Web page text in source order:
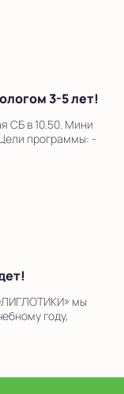
3-5 лет!
СБ в 10.50. Мини
программы: -
мы
году,